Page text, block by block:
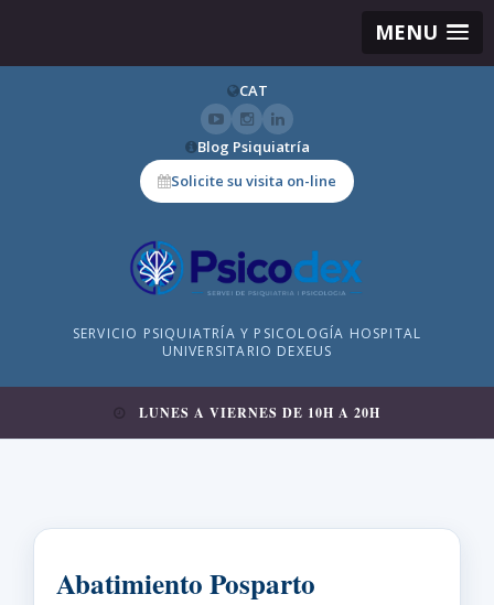
MENU
CAT
Blog Psiquiatría
Solicite su visita on-line
SERVICIO PSIQUIATRÍA Y PSICOLOGÍA HOSPITAL
UNIVERSITARIO DEXEUS
LUNES A VIERNES DE 10H A 20H
Abatimiento Posparto